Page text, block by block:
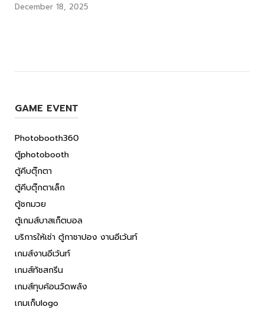
December 18, 2025
GAME EVENT
Photobooth360
ตู้photobooth
ตู้คีบตุ๊กตา
ตู้คีบตุ๊กตาเล็ก
ตู้ชกมวย
ตู้เกมส์บาสเก็ตบอล
บริการให้เช่า ตู้กาชาปอง งานอีเว้นท์
เกมส์งานอีเว้นท์
เกมส์ทัชสกรีน
เกมส์ทุบค้อนวัดพลัง
เกมเก็บlogo